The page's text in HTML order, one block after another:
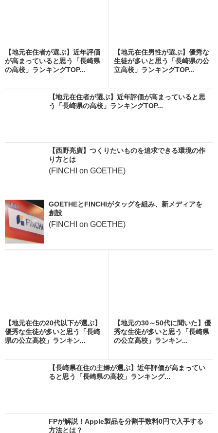
【地元在住者が選ぶ】近年評価
が高まっていると思う「長崎県
の高校」ランキングTOP...
【地元在住男性が選ぶ】優秀な
生徒が多いと思う「長崎県の公
立高校」ランキングTOP...
【地元在住者が選ぶ】近年評価が高まっていると思
う「長崎県の高校」ランキングTOP...
【西野亮廣】つくりたいものを追求できる環境の作
り方とは
(FINCHI on GOETHE)
GOETHEとFINCHIがタッグを組み、新メディアを
創設
(FINCHI on GOETHE)
【地元在住の20代以下が選ぶ】
優秀な生徒が多いと思う「長崎
県の公立高校」ランキン...
【地元の30～50代に聞いた】優
秀な生徒が多いと思う「長崎県
の公立高校」ランキン...
【長崎県在住の主婦が選ぶ】近年評価が高まってい
ると思う「長崎県の高校」ランキング...
FPが解説！Apple製品を分割手数料0円で入手する
方法とは？